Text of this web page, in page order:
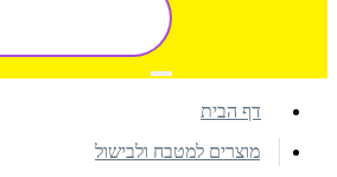
דף הבית
מוצרים למטבח ולבישול